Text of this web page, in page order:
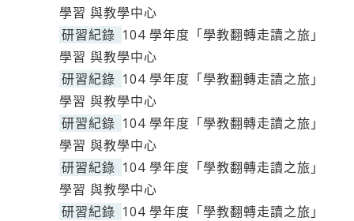
學習 與教學中心
研習紀錄 104 學年度「學教翻轉走讀之旅」
學習 與教學中心
研習紀錄 104 學年度「學教翻轉走讀之旅」
學習 與教學中心
研習紀錄 104 學年度「學教翻轉走讀之旅」
學習 與教學中心
研習紀錄 104 學年度「學教翻轉走讀之旅」
學習 與教學中心
研習紀錄 104 學年度「學教翻轉走讀之旅」